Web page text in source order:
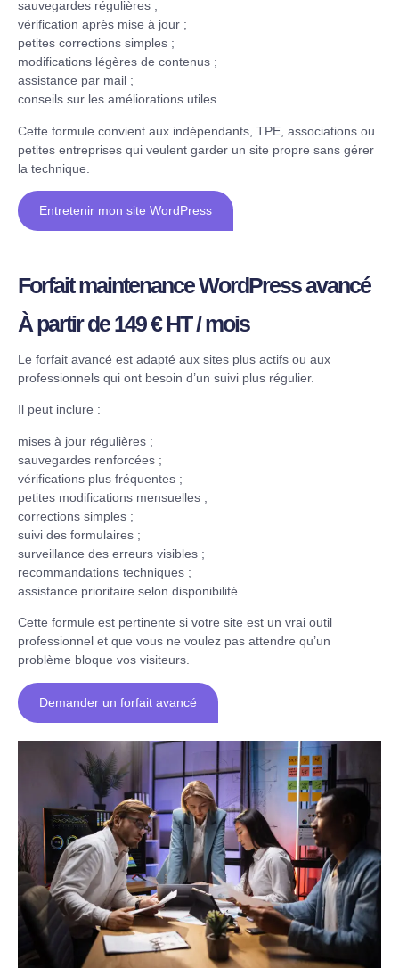
sauvegardes régulières ;
vérification après mise à jour ;
petites corrections simples ;
modifications légères de contenus ;
assistance par mail ;
conseils sur les améliorations utiles.
Cette formule convient aux indépendants, TPE, associations ou
petites entreprises qui veulent garder un site propre sans gérer
la technique.
Entretenir mon site WordPress
Forfait maintenance WordPress avancé
À partir de 149 € HT / mois
Le forfait avancé est adapté aux sites plus actifs ou aux
professionnels qui ont besoin d’un suivi plus régulier.
Il peut inclure :
mises à jour régulières ;
sauvegardes renforcées ;
vérifications plus fréquentes ;
petites modifications mensuelles ;
corrections simples ;
suivi des formulaires ;
surveillance des erreurs visibles ;
recommandations techniques ;
assistance prioritaire selon disponibilité.
Cette formule est pertinente si votre site est un vrai outil
professionnel et que vous ne voulez pas attendre qu’un
problème bloque vos visiteurs.
Demander un forfait avancé